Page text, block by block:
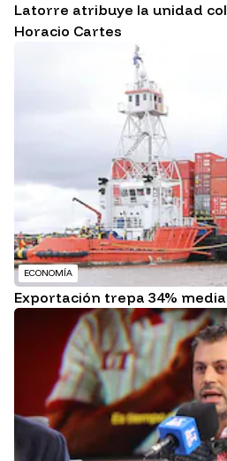
Latorre atribuye la unidad
Horacio Cartes
ECONOMÍA
Exportación trepa 34%